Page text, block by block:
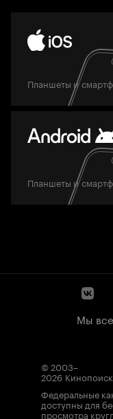
Планшеты и
Планшеты и
Мы
© 2003–
2026 Кинопоиск
Федеральные
доступны для
просмотра